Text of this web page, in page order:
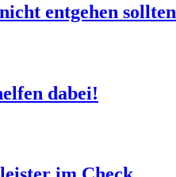
entgehen sollten
dabei!